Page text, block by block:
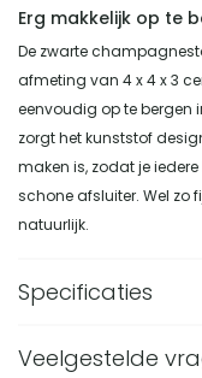
Erg makkelijk op te
De zwarte
afmeting van 4 x 4 x 3
eenvoudig op te bergen
zorgt het kunststof
maken is, zodat je
schone afsluiter. Wel zo
natuurlijk.
Specificaties
Merk
Veelgestelde